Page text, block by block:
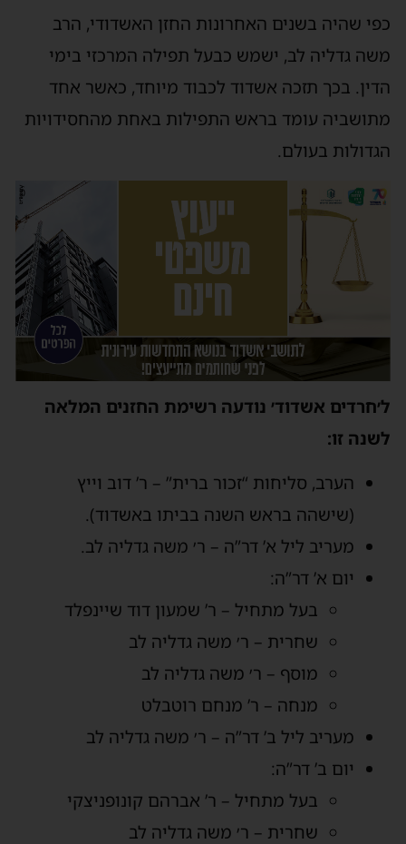
כפי שהיה בשנים האחרונות החזן האשדודי, הרב
משה גדליה לב, ישמש כבעל תפילה המרכזי בימי
הדין. בכך תזכה אשדוד לכבוד מיוחד, כאשר אחד
מתושביה עומד בראש התפילות באחת מהחסידויות
הגדולות בעולם.
ל׳חרדים אשדוד׳ נודעה רשימת החזנים המלאה
לשנה זו:
הערב, סליחות “זכור ברית” – ר’ דוב וייץ
(שישהה בראש השנה בביתו באשדוד).
מעריב ליל א’ דר”ה – ר׳ משה גדליה לב.
יום א’ דר”ה:
בעל מתחיל – ר’ שמעון דוד שיינפלד
שחרית – ר׳ משה גדליה לב
מוסף – ר׳ משה גדליה לב
מנחה – ר’ מנחם רוטבלט
מעריב ליל ב’ דר”ה – ר׳ משה גדליה לב
יום ב’ דר”ה:
בעל מתחיל – ר’ אברהם קונופניצקי
שחרית – ר׳ משה גדליה לב